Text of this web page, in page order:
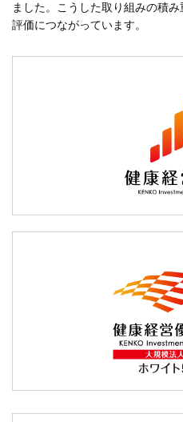
ました。こうした取り組みの積
評価につながっています。